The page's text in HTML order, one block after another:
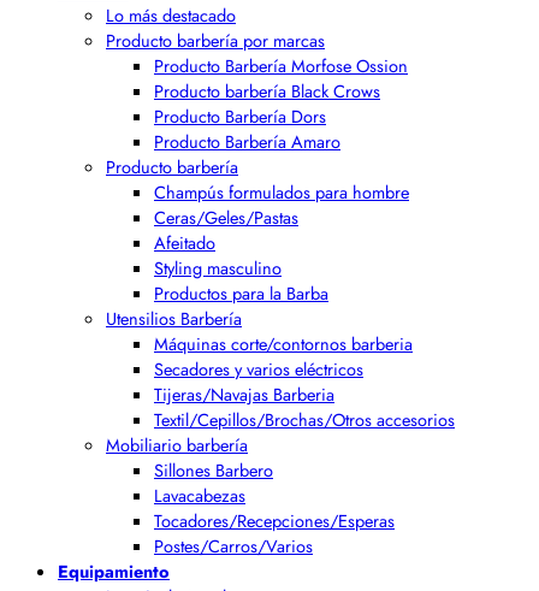
Lo más destacado
Producto barbería por marcas
Producto Barbería Morfose Ossion
Producto barbería Black Crows
Producto Barbería Dors
Producto Barbería Amaro
Producto barbería
Champús formulados para hombre
Ceras/Geles/Pastas
Afeitado
Styling masculino
Productos para la Barba
Utensilios Barbería
Máquinas corte/contornos barberia
Secadores y varios eléctricos
Tijeras/Navajas Barberia
Textil/Cepillos/Brochas/Otros accesorios
Mobiliario barbería
Sillones Barbero
Lavacabezas
Tocadores/Recepciones/Esperas
Postes/Carros/Varios
Equipamiento